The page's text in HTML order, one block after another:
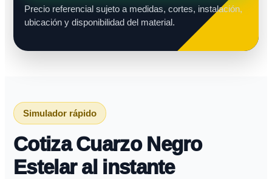
Precio referencial sujeto a medidas, cortes, instalación,
ubicación y disponibilidad del material.
Simulador rápido
Cotiza Cuarzo Negro
Estelar al instante